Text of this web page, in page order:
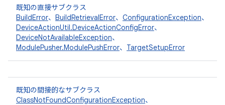
既知の直接サブクラス
BuildError、 BuildRetrievalError、 ConfigurationException、
DeviceActionUtil.DeviceActionConfigError、
DeviceNotAvailableException、
ModulePusher.ModulePushError、 TargetSetupError
既知の間接的なサブクラス
ClassNotFoundConfigurationException、